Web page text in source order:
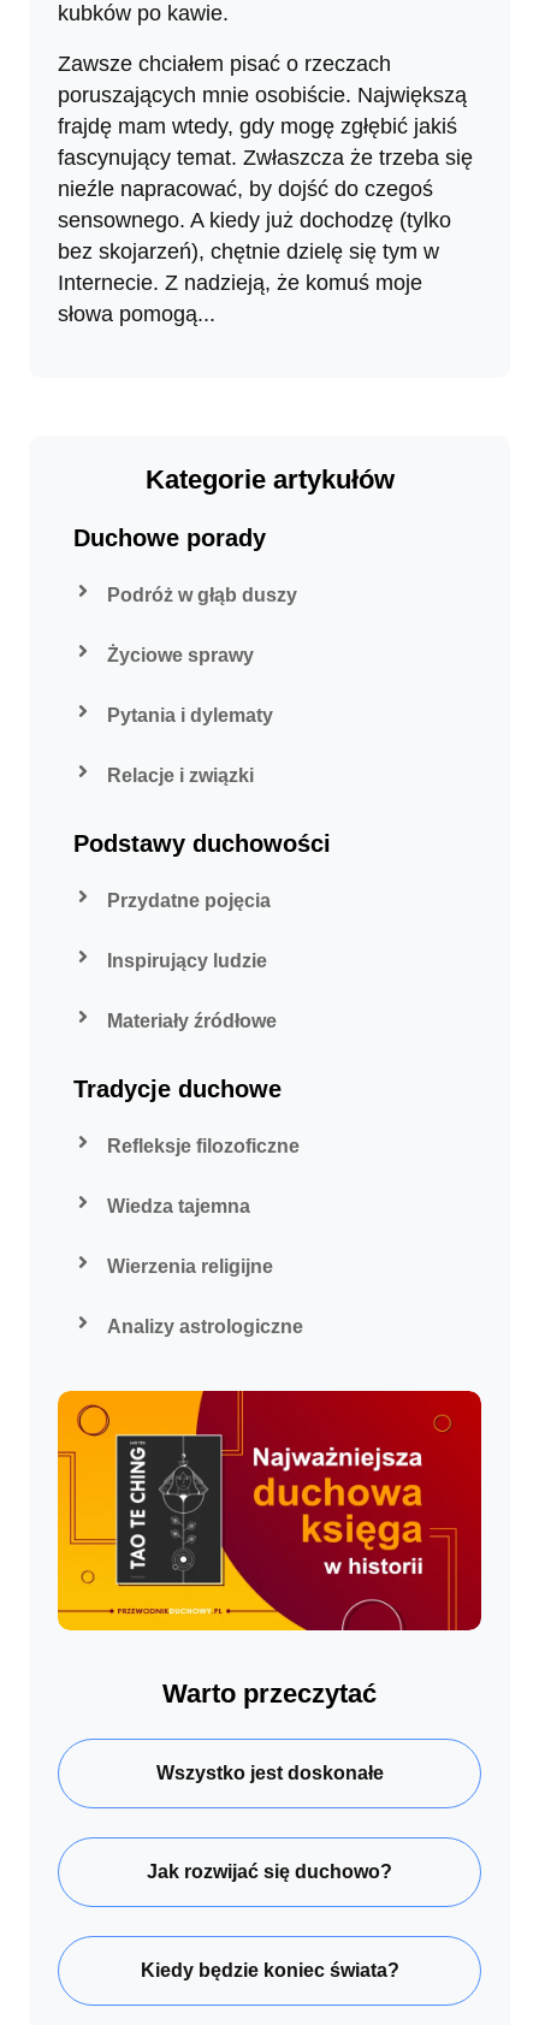
kubków po kawie.
Zawsze chciałem pisać o rzeczach
poruszających mnie osobiście. Największą
frajdę mam wtedy, gdy mogę zgłębić jakiś
fascynujący temat. Zwłaszcza że trzeba się
nieźle napracować, by dojść do czegoś
sensownego. A kiedy już dochodzę (tylko
bez skojarzeń), chętnie dzielę się tym w
Internecie. Z nadzieją, że komuś moje
słowa pomogą...
Kategorie artykułów
Duchowe porady
Podróż w głąb duszy
Życiowe sprawy
Pytania i dylematy
Relacje i związki
Podstawy duchowości
Przydatne pojęcia
Inspirujący ludzie
Materiały źródłowe
Tradycje duchowe
Refleksje filozoficzne
Wiedza tajemna
Wierzenia religijne
Analizy astrologiczne
Warto przeczytać
Wszystko jest doskonałe
Jak rozwijać się duchowo?
Kiedy będzie koniec świata?